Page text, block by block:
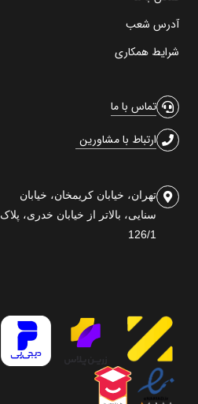
آدرس شعب
شرایط همکاری
تماس با ما
ارتباط با مشاورین
تهران، خیابان کریمخان، خیابان
سنایی، بالاتر از خیابان خدری، پلاک
126/1